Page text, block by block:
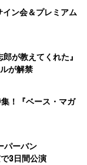
イン会＆プレミアム
が教えてくれた』
が解禁
！『ベース・マガ
パーバン
で3日間公演